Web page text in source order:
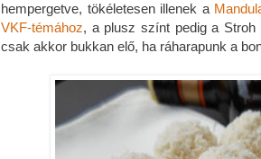
hempergetve, tökéletesen illenek a
VKF-témához, a plusz színt pedig a Stroh
csak akkor bukkan elő, ha ráharapunk a